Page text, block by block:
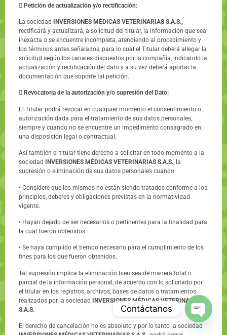
 Petición de actualización y/o rectificación:
La sociedad
INVERSIONES MÉDICAS VETERINARIAS S.A.S.,
rectificará y actualizará, a solicitud del titular, la información que sea
inexacta o se encuentre incompleta, atendiendo al procedimiento y
los términos antes señalados, para Io cual el Titular deberá allegar la
solicitud según los canales dispuestos por la compañía, indicando la
actualización y rectificación del dato y a su vez deberá aportar la
documentación que soporte tal petición.
 Revocatoria de la autorización y/o supresión del Dato:
El Titular podrá revocar en cualquier momento el consentimiento o
autorización dada para el tratamiento de sus datos personales,
siempre y cuando no se encuentre un impedimento consagrado en
una disposición legal o contractual.
Así también el titular tiene derecho a solicitar en todo momento a la
sociedad
INVERSIONES MÉDICAS VETERINARIAS S.A.S., la
supresión o eliminación de sus datos personales cuando:
• Considere que los mismos no están siendo tratados conforme a los
principios, deberes y obligaciones previstas en la normatividad
vigente.
• Hayan dejado de ser necesarios o pertinentes para la finalidad para
la cual fueron obtenidos.
• Se haya cumplido el tiempo necesario para el cumplimiento de los
fines para los que fueron obtenidos.
Tal supresión implica la eliminación bien sea de manera total o
parcial de la información personal, de acuerdo con Io solicitado por
el titular en los registros, archivos, bases de datos o tratamientos
realizados por la sociedad INVERSIONES MÉDICAS VETERINARIAS
S.A.S.
El derecho de cancelación no es absoluto y por lo tanto la sociedad
Contáctanos
Open